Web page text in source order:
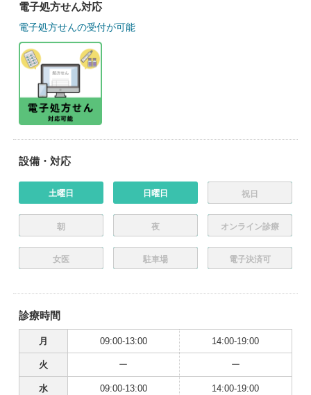
電子処方せん対応
電子処方せんの受付が可能
設備・対応
土曜日 日曜日 祝日
朝 夜 オンライン診療
女医 駐車場 電子決済可
診療時間
月 09:00-13:00 14:00-19:00
火 ー ー
水 09:00-13:00 14:00-19:00